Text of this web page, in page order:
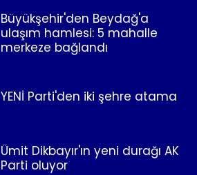
Büyükşehir'den Beydağ'a
ulaşım hamlesi: 5 mahalle
merkeze bağlandı
YENİ Parti'den iki şehre atama
Ümit Dikbayır'ın yeni durağı AK
Parti oluyor